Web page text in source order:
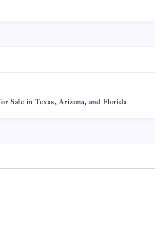
Sale in Texas, Arizona, and Florida